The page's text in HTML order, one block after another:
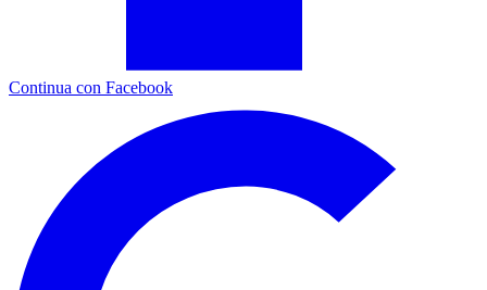
Continua con Facebook